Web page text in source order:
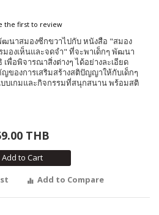
the first to review
นาสมองซีกขวาไปกับ หนังสือ "สมอง
มองเห็นและจดจำ" ที่จะพาเด็กๆ พัฒนา
พื่อพิจารณาสิ่งต่างๆ ได้อย่างละเอียด
ของการเสริมสร้างสติปัญญาให้กับเด็กๆ
บบเกมและกิจกรรมที่สนุกสนาน พร้อมสติ
THB
Add to Cart
Add to Compare